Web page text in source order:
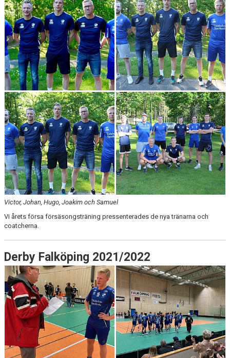
Victor, Johan, Hugo, Joakim och Samuel
Vi årets försa försäsongsträning pressenterades de nya tränarna och
coatcherna.
Derby Falköping 2021/2022